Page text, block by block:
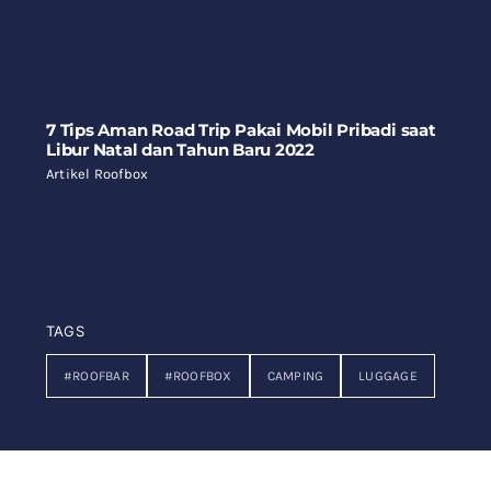
7 Tips Aman Road Trip Pakai Mobil Pribadi saat
Libur Natal dan Tahun Baru 2022
Artikel Roofbox
TAGS
#ROOFBAR #ROOFBOX CAMPING LUGGAGE